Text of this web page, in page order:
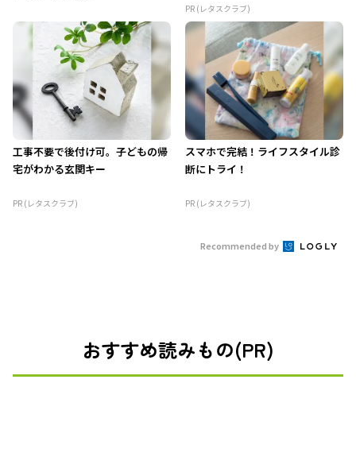
PR (レタスクラブ)
工事不要で後付け可。子どもの帰
宅がわかる玄関キー
PR (レタスクラブ)
スマホで完結！ライフスタイル診
断にトライ！
PR (レタスクラブ)
Recommended by
おすすめ読みもの(PR)